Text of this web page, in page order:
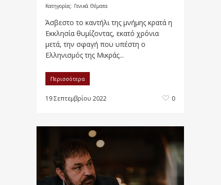
Κατηγορίες: Γενικά Θέματα
Άσβεστο το καντήλι της μνήμης κρατά η
Εκκλησία θυμίζοντας, εκατό χρόνια
μετά, την σφαγή που υπέστη ο
Ελληνισμός της Μικράς...
Περισσότερα
19 Σεπτεμβρίου 2022 0